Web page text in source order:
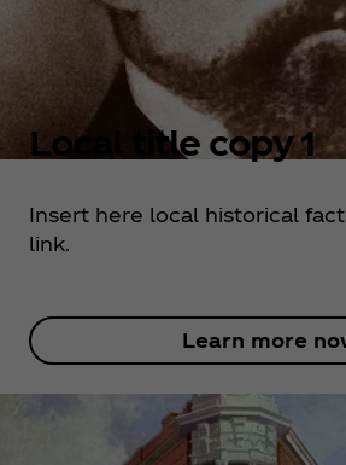
Local title copy 1
Insert here local historical
link.
Learn more